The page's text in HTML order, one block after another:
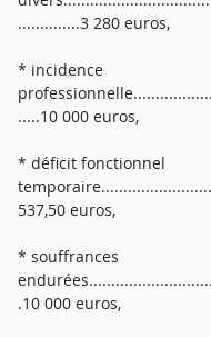
..............3 280 euros,
* incidence
.....10 000 euros,
* déficit fonctionnel
537,50 euros,
* souffrances
.10 000 euros,